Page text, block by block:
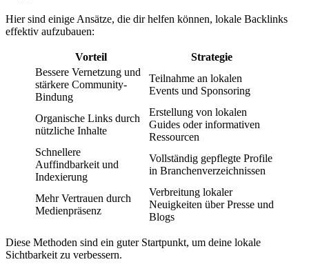
Hier sind einige Ansätze, die dir helfen können, lokale Backlinks
effektiv aufzubauen:
Vorteil
Strategie
Bessere Vernetzung und
stärkere Community-
Bindung
Teilnahme an lokalen
Events und Sponsoring
Organische Links durch
nützliche Inhalte
Erstellung von lokalen
Guides oder informativen
Ressourcen
Schnellere
Auffindbarkeit und
Indexierung
Vollständig gepflegte Profile
in Branchenverzeichnissen
Mehr Vertrauen durch
Medienpräsenz
Verbreitung lokaler
Neuigkeiten über Presse und
Blogs
Diese Methoden sind ein guter Startpunkt, um deine lokale
Sichtbarkeit zu verbessern.